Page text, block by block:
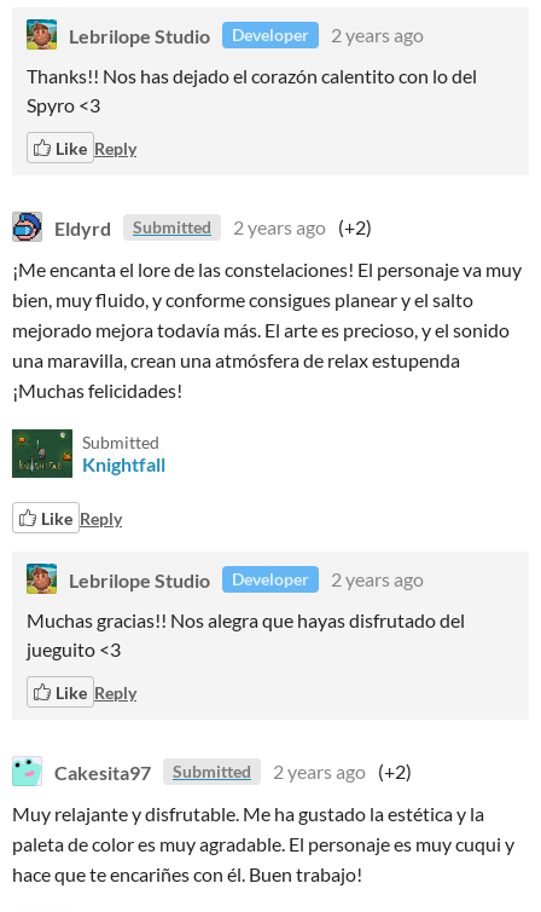
Lebrilope Studio Developer
2 years ago
Thanks!! Nos has dejado el corazón calentito con lo del
Spyro <3
Like Reply
Eldyrd Submitted 2 years ago (+2)
¡Me encanta el lore de las constelaciones! El personaje va muy
bien, muy fluido, y conforme consigues planear y el salto
mejorado mejora todavía más. El arte es precioso, y el sonido
una maravilla, crean una atmósfera de relax estupenda
¡Muchas felicidades!
Submitted
Knightfall
Like Reply
Lebrilope Studio Developer
2 years ago
Muchas gracias!! Nos alegra que hayas disfrutado del
jueguito <3
Like Reply
Cakesita97 Submitted 2 years ago (+2)
Muy relajante y disfrutable. Me ha gustado la estética y la
paleta de color es muy agradable. El personaje es muy cuqui y
hace que te encariñes con él. Buen trabajo!